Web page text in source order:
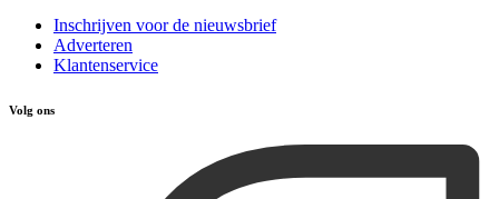
Inschrijven voor de nieuwsbrief
Adverteren
Klantenservice
Volg ons